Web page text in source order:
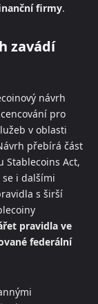
firmy.
zavádí
návrh
pro
v oblasti
přebírá část
Act,
se i dalšími
s širší
pravidla ve
federální